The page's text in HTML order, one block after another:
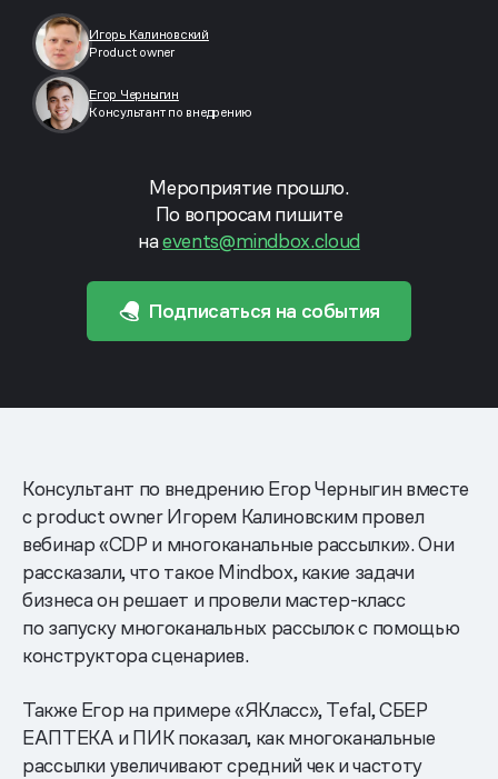
Игорь Калиновский
Product owner
Егор Черныгин
Консультант по внедрению
Мероприятие прошло.
По вопросам пишите
наevents@mindbox.cloud
Подписаться на события
Консультант по внедрению Егор Черныгин вместе
с product owner Игорем Калиновским провел
вебинар «CDP и многоканальные рассылки». Они
рассказали, что такое Mindbox, какие задачи
бизнеса он решает и провели мастер-класс
по запуску многоканальных рассылок с помощью
конструктора сценариев.
Также Егор на примере «ЯКласс», Tefal, СБЕР
ЕАПТЕКА и ПИК показал, как многоканальные
рассылки увеличивают средний чек и частоту